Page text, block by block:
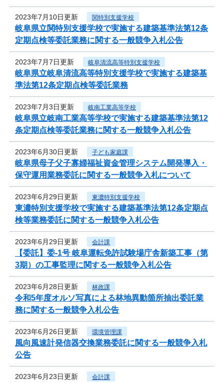
2023年7月10日更新 関特別支援学校
岐阜県立関特別支援学校で実施する建築基準法第12条
定期点検等委託業務に関する一般競争入札公告
2023年7月7日更新 岐阜清流高等特別支援学校
岐阜県立岐阜清流高等特別支援学校で実施する建築基
準法第12条定期点検等委託業務
2023年7月3日更新 岐南工業高等学校
岐阜県立岐南工業高等学校で実施する建築基準法第12
条定期点検等委託業務に関する一般競争入札公告
2023年6月30日更新 子ども家庭課
岐阜県母子父子寡婦福祉資金管理システム開発導入・
保守運用業務委託に関する一般競争入札について
2023年6月29日更新 東濃特別支援学校
東濃特別支援学校で実施する建築基準法第12条定期点
検等業務委託に関する一般競争入札公告
2023年6月29日更新 会計課
【委託】委-1号 岐阜運転免許試験場庁舎新築工事（第
3期）の工事監理に関する一般競争入札公告
2023年6月28日更新 林政課
令和5年度オルソ写真による林地異動箇所抽出委託業
務に関する一般競争入札公告
2023年6月26日更新 環境管理課
風向風速計発信器交換業務委託に関する一般競争入札
公告
2023年6月23日更新 会計課